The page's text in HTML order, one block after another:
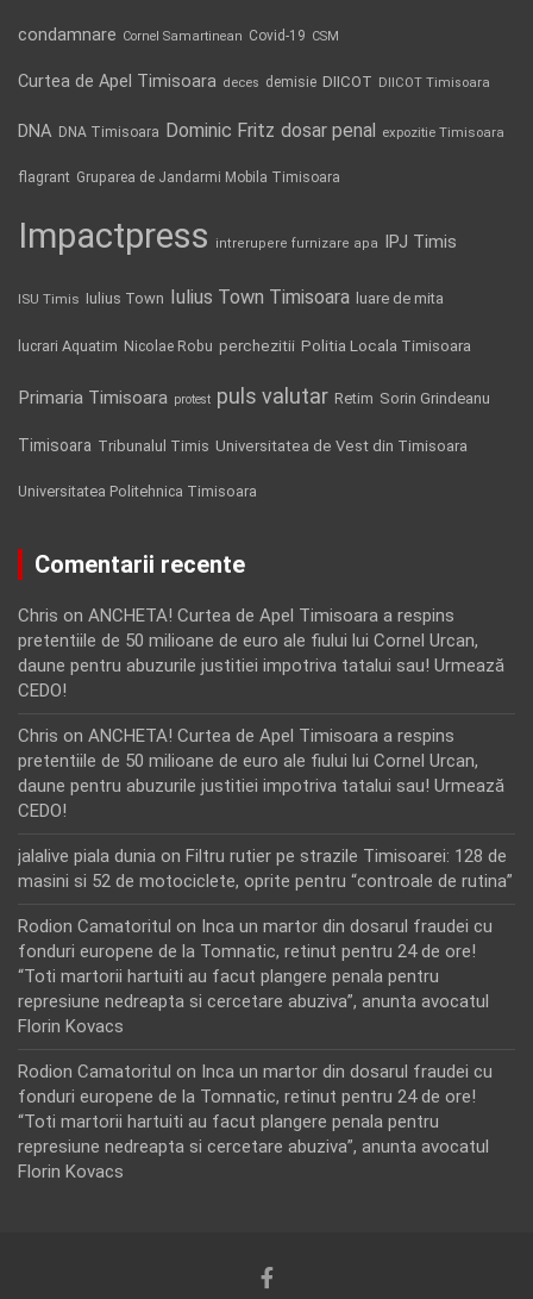
condamnare Cornel Samartinean Covid-19 CSM
Curtea de Apel Timisoara deces demisie DIICOT DIICOT Timisoara
DNA DNA Timisoara Dominic Fritz dosar penal expozitie Timisoara
flagrant Gruparea de Jandarmi Mobila Timisoara
Impactpress intrerupere furnizare apa IPJ Timis
ISU Timis Iulius Town Iulius Town Timisoara luare de mita
lucrari Aquatim Nicolae Robu perchezitii Politia Locala Timisoara
Primaria Timisoara protest puls valutar Retim Sorin Grindeanu
Timisoara Tribunalul Timis Universitatea de Vest din Timisoara
Universitatea Politehnica Timisoara
Comentarii recente
Chris on ANCHETA! Curtea de Apel Timisoara a respins
pretentiile de 50 milioane de euro ale fiului lui Cornel Urcan,
daune pentru abuzurile justitiei impotriva tatalui sau! Urmează
CEDO!
Chris on ANCHETA! Curtea de Apel Timisoara a respins
pretentiile de 50 milioane de euro ale fiului lui Cornel Urcan,
daune pentru abuzurile justitiei impotriva tatalui sau! Urmează
CEDO!
jalalive piala dunia on Filtru rutier pe strazile Timisoarei: 128 de
masini si 52 de motociclete, oprite pentru “controale de rutina”
Rodion Camatoritul on Inca un martor din dosarul fraudei cu
fonduri europene de la Tomnatic, retinut pentru 24 de ore!
“Toti martorii hartuiti au facut plangere penala pentru
represiune nedreapta si cercetare abuziva”, anunta avocatul
Florin Kovacs
Rodion Camatoritul on Inca un martor din dosarul fraudei cu
fonduri europene de la Tomnatic, retinut pentru 24 de ore!
“Toti martorii hartuiti au facut plangere penala pentru
represiune nedreapta si cercetare abuziva”, anunta avocatul
Florin Kovacs